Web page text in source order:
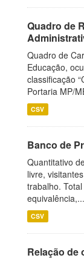
Quadro de
Quadro de
Educação,
classificação
Portaria MP/
CSV
Banco de
Quantitativo
livre,
trabalho.
equivalência,...
CSV
Relação de